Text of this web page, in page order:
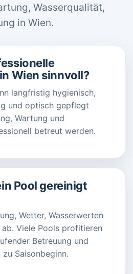
Wasserqualität,
in Wien.
Wien sinnvoll?
langfristig hygienisch,
und optisch gepflegt
Wartung und
betreut werden.
Pool gereinigt
Wetter, Wasserwerten
Viele Pools profitieren
Betreuung und
Saisonbeginn.